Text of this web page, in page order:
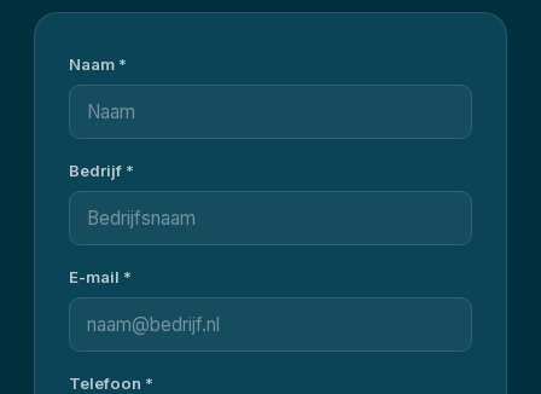
Naam *
Bedrijf *
E-mail *
Telefoon *